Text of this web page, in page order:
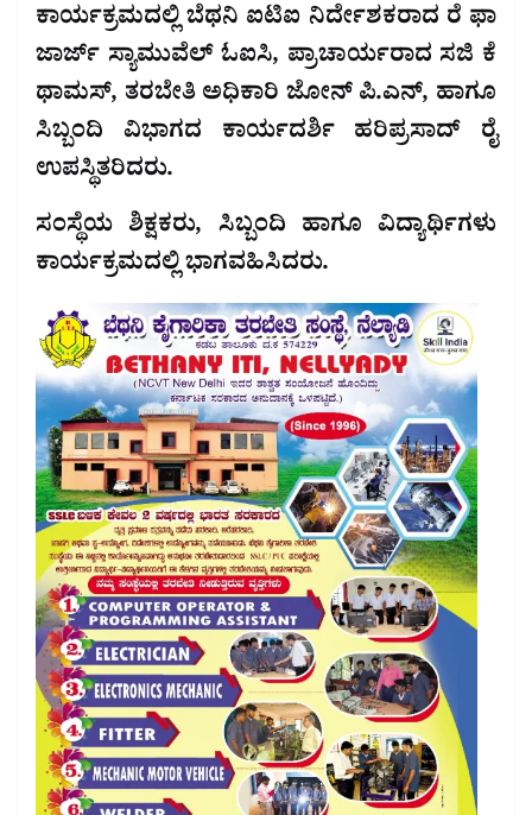
ಕಾರ್ಯಕ್ರಮದಲ್ಲಿ ಬೆಥನಿ ಐಟಿಐ ನಿರ್ದೇಶಕರಾದ ರೆ ಫಾ
ಜಾರ್ಜ್ ಸ್ಯಾಮುವೆಲ್ ಓಐಸಿ, ಪ್ರಾಚಾರ್ಯರಾದ ಸಜಿ ಕೆ
ಥಾಮಸ್, ತರಬೇತಿ ಅಧಿಕಾರಿ ಜೋನ್ ಪಿ.ಎನ್, ಹಾಗೂ
ಸಿಬ್ಬಂದಿ ವಿಭಾಗದ ಕಾರ್ಯದರ್ಶಿ ಹರಿಪ್ರಸಾದ್ ರೈ
ಉಪಸ್ಥಿತರಿದರು.
ಸಂಸ್ಥೆಯ ಶಿಕ್ಷಕರು, ಸಿಬ್ಬಂದಿ ಹಾಗೂ ವಿದ್ಯಾರ್ಥಿಗಳು
ಕಾರ್ಯಕ್ರಮದಲ್ಲಿ ಭಾಗವಹಿಸಿದರು.